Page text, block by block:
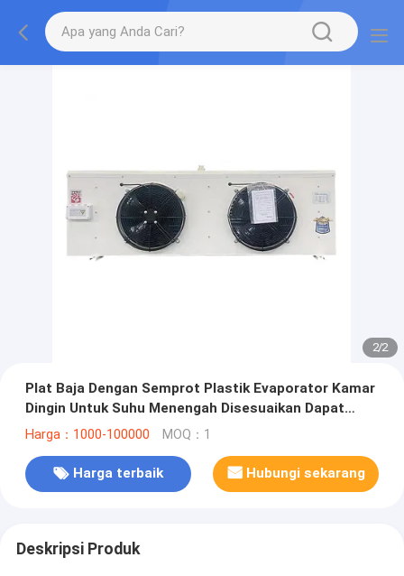
2/2
Plat Baja Dengan Semprot Plastik Evaporator Kamar
Dingin Untuk Suhu Menengah Disesuaikan Dapat
Diterima
Harga：1000-100000 MOQ：1
Harga terbaik Hubungi sekarang
Deskripsi Produk